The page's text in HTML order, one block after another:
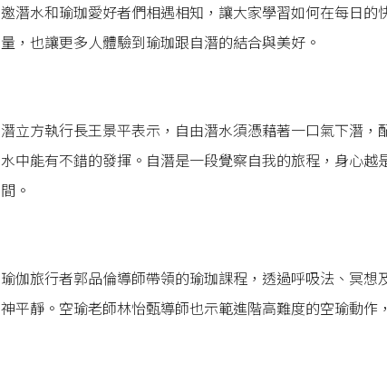
邀潛水和瑜珈愛好者們相遇相知，讓大家學習如何在每日
量，也讓更多人體驗到瑜珈跟自潛的結合與美好。
潛立方執行長王景平表示，自由潛水須憑藉著一口氣下潛
水中能有不錯的發揮。自潛是一段覺察自我的旅程，身心
間。
瑜伽旅行者郭品倫導師帶領的瑜珈課程，透過呼吸法、冥
神平靜。空瑜老師林怡甄導師也示範進階高難度的空瑜動作